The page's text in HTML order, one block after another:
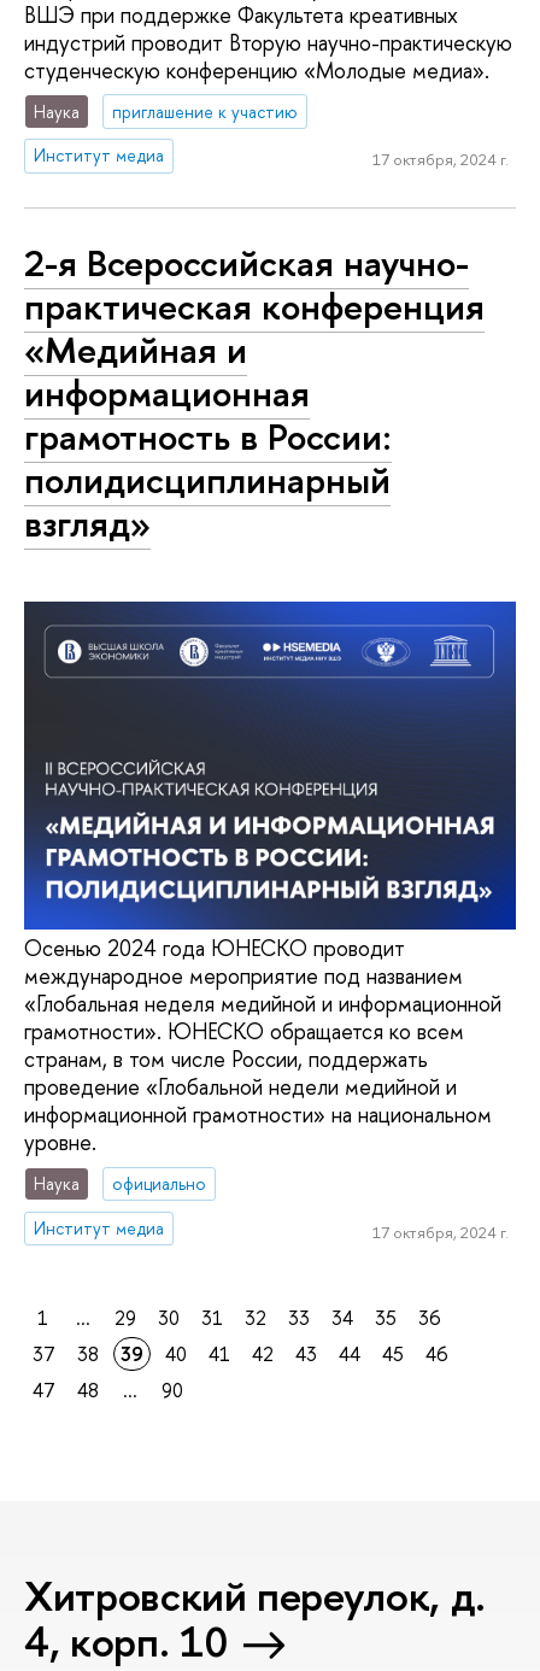
ВШЭ при поддержке Факультета креативных
индустрий проводит Вторую научно-практическую
студенческую конференцию «Молодые медиа».
Наука
приглашение к участию
Институт медиа
17 октября, 2024 г.
2-я Всероссийская научно-
практическая конференция
«Медийная и
информационная
грамотность в России:
полидисциплинарный
взгляд»
Осенью 2024 года ЮНЕСКО проводит
международное мероприятие под названием
«Глобальная неделя медийной и информационной
грамотности». ЮНЕСКО обращается ко всем
странам, в том числе России, поддержать
проведение «Глобальной недели медийной и
информационной грамотности» на национальном
уровне.
Наука
официально
Институт медиа
17 октября, 2024 г.
1 ... 29 30 31 32 33 34 35
36
37
38 39 40 41 42 43 44 45
46
47
48 ... 90
Хитровский переулок, д.
4, корп. 10